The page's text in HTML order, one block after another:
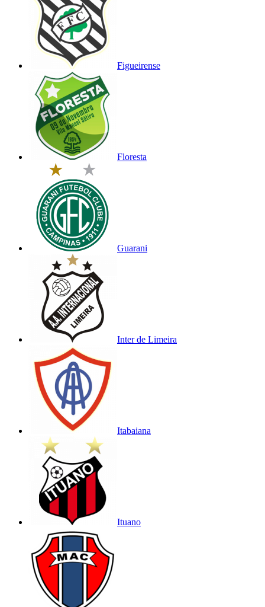
Figueirense
Floresta
Guarani
Inter de Limeira
Itabaiana
Ituano